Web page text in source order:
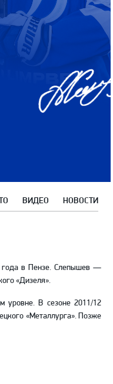
ВИДЕО НОВОСТИ
года в Пензе. Слепышев —
«Дизеля».
уровне. В сезоне 2011/12
«Металлурга». Позже